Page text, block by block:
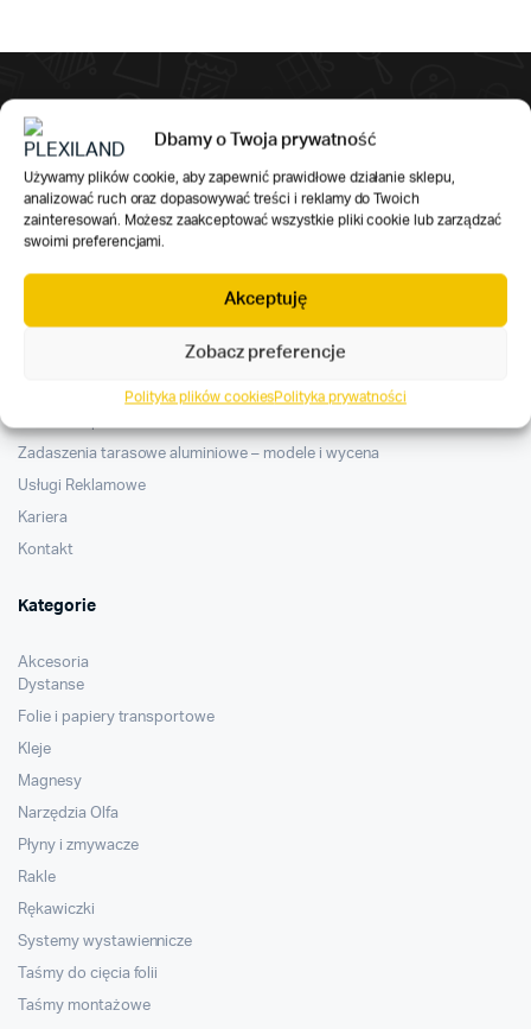
Dbamy o Twoja prywatność
Używamy plików cookie, aby zapewnić prawidłowe działanie sklepu,
analizować ruch oraz dopasowywać treści i reklamy do Twoich
zainteresowań. Możesz zaakceptować wszystkie pliki cookie lub zarządzać
swoimi preferencjami.
Akceptuję
Zobacz preferencje
Polityka plików cookiesPolityka prywatności
Zapisz się do naszego newslettera
Otrzymuj e-mailowe powiadomienia o nowościach w naszym
sklepie iofertach specjalnych.
Zadaszenia tarasowe aluminiowe – modele i wycena
Usługi Reklamowe
Kariera
Kontakt
Kategorie
Akcesoria
Dystanse
Folie i papiery transportowe
Kleje
Magnesy
Narzędzia Olfa
Płyny i zmywacze
Rakle
Rękawiczki
Systemy wystawiennicze
Taśmy do cięcia folii
Taśmy montażowe